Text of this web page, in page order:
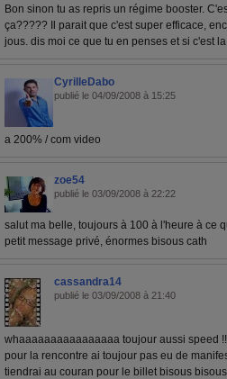
Bon sinon tu as repris un régime booster.
ça????? Il parait que c'est super efficace,
jous. dis moi ce que tu en penses et si c'est
CyrilleDabo
publié le 04/09/2008 à 15:25
a 200% / com video
zoe54
publié le 03/09/2008 à 22:22
salut ma belle, toujours à 100 à l'heure à ce
petit message privé, énormes bisous cath
cassandra14
publié le 03/09/2008 à 21:40
whaaaaaaaaaaaaaaaa toujour aussi speed
pour la rencontre ai toujour pas eu de
tiendrai au couran pour le billet bisous bisous